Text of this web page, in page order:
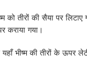
को तीरों की सैया पर
कराया गया।
भीष्म की तीरों के ऊपर